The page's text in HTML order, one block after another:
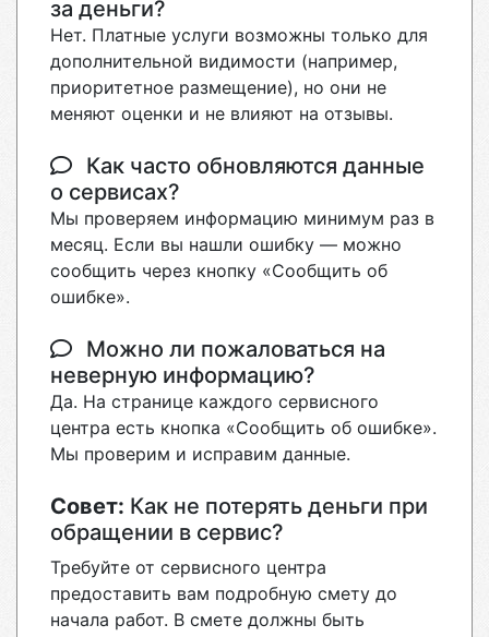
за деньги?
Нет. Платные услуги возможны только для
дополнительной видимости (например,
приоритетное размещение), но они не
меняют оценки и не влияют на отзывы.
Как часто обновляются данные
о сервисах?
Мы проверяем информацию минимум раз в
месяц. Если вы нашли ошибку — можно
сообщить через кнопку «Сообщить об
ошибке».
Можно ли пожаловаться на
неверную информацию?
Да. На странице каждого сервисного
центра есть кнопка «Сообщить об ошибке».
Мы проверим и исправим данные.
Совет: Как не потерять деньги при
обращении в сервис?
Требуйте от сервисного центра
предоставить вам подробную смету до
начала работ. В смете должны быть